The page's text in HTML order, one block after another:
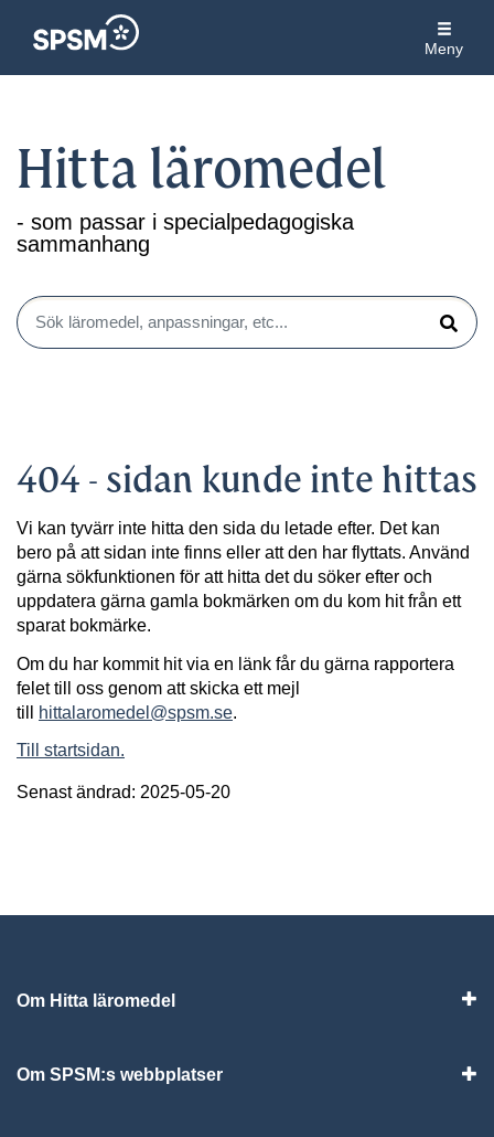
Meny
Hitta läromedel
- som passar i specialpedagogiska
sammanhang
Sök läromedel, anpassningar, etc...
Sök
404 - sidan kunde inte hittas
Vi kan tyvärr inte hitta den sida du letade efter. Det kan
bero på att sidan inte finns eller att den har flyttats. Använd
gärna sökfunktionen för att hitta det du söker efter och
uppdatera gärna gamla bokmärken om du kom hit från ett
sparat bokmärke.
Om du har kommit hit via en länk får du gärna rapportera
felet till oss genom att skicka ett mejl
till
hittalaromedel@spsm.se.
Till startsidan.
Senast ändrad: 2025-05-20
Om Hitta läromedel
Om SPSM:s webbplatser